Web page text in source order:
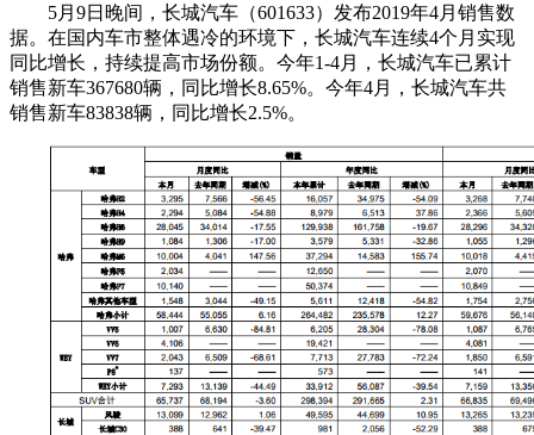
5月9日晚间，长城汽车（601633）发布2019年4月销售数
据。在国内车市整体遇冷的环境下，长城汽车连续4个月实现
同比增长，持续提高市场份额。今年1-4月，长城汽车已累计
销售新车367680辆，同比增长8.65%。今年4月，长城汽车共
销售新车83838辆，同比增长2.5%。